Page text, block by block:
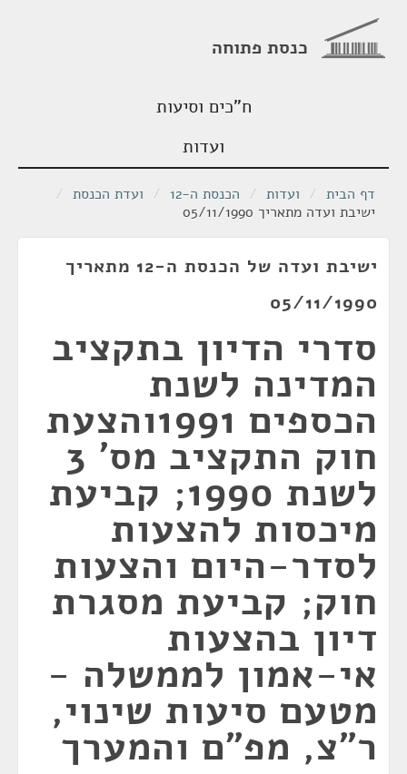
כנסת פתוחה
ח"כים וסיעות
ועדות
דף הבית / ועדות / הכנסת ה-12 / ועדת הכנסת /
ישיבת ועדה מתאריך 05/11/1990
ישיבת ועדה של הכנסת ה-12 מתאריך
05/11/1990
סדרי הדיון בתקציב
המדינה לשנת
הכספים 1991והצעת
חוק התקציב מס' 3
לשנת 1990; קביעת
מיכסות להצעות
לסדר-היום והצעות
חוק; קביעת מסגרת
דיון בהצעות
אי-אמון לממשלה -
מטעם סיעות שינוי,
ר"צ, מפ"ם והמערך